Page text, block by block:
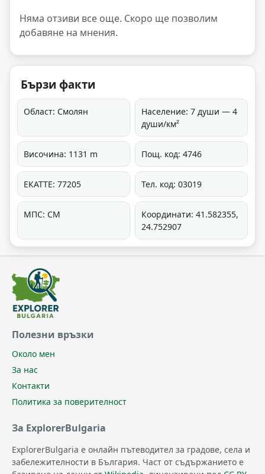
Няма отзиви все още. Скоро ще позволим
добавяне на мнения.
Бързи факти
Област: Смолян
Население: 7 души — 4
души/км²
Височина: 1131 m Пощ. код: 4746
ЕКАТТЕ: 77205 Тел. код: 03019
МПС: СМ
Координати: 41.582355,
24.752907
Полезни връзки
Около мен
За нас
Контакти
Политика за поверителност
За ExplorerBulgaria
ExplorerBulgaria е онлайн пътеводител за градове, села и
забележителности в България. Част от съдържанието е